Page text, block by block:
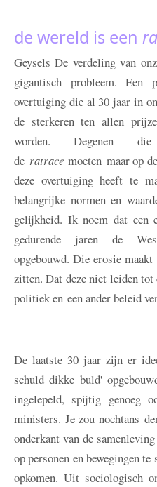
de wereld is een
Geysels De verdeling van
gigantisch probleem. Een
overtuiging die al 30 jaar in
de sterkeren ten allen
worden. Degenen
de ratracemoeten maar op
deze overtuiging heeft te
belangrijke normen en
gelijkheid. Ik noem dat een
gedurende jaren de
opgebouwd. Die erosie
zitten. Dat deze niet leiden tot
politiek en een ander beleid
De laatste 30 jaar zijn er
schuld dikke buld'
ingelepeld, spijtig genoeg
ministers. Je zou nochtans
onderkant van de
op personen en bewegingen
opkomen. Uit sociologisch